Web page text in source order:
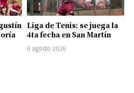
Liga de Tenis: se juega la
4ta fecha en San Martín
6 agosto 2026